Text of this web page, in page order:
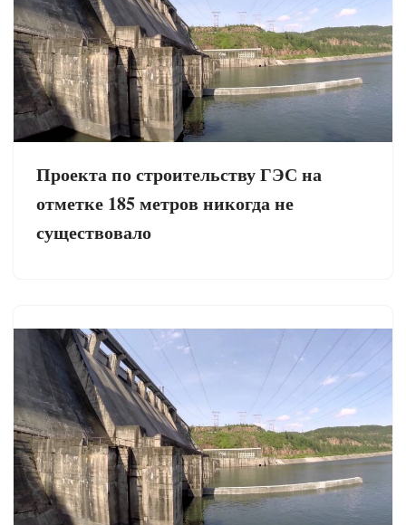
Проекта по строительству ГЭС на
отметке 185 метров никогда не
существовало